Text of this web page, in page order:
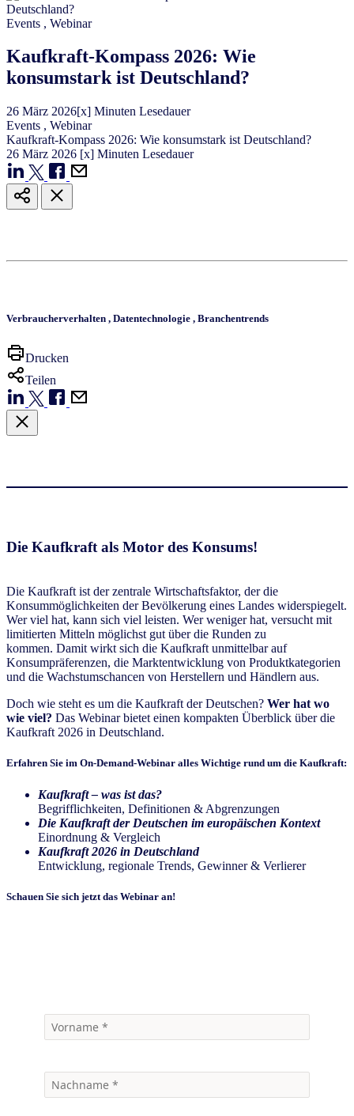
Events , Webinar
Kaufkraft-Kompass 2026: Wie
konsumstark ist Deutschland?
26 März 2026[x] Minuten Lesedauer
Events , Webinar
Kaufkraft-Kompass 2026: Wie konsumstark ist Deutschland?
26 März 2026 [x] Minuten Lesedauer
Verbraucherverhalten , Datentechnologie , Branchentrends
Drucken
Teilen
Die Kaufkraft als Motor des Konsums!
Die Kaufkraft ist der zentrale Wirtschaftsfaktor, der die
Konsummöglichkeiten der Bevölkerung eines Landes widerspiegelt.
Wer viel hat, kann sich viel leisten. Wer weniger hat, versucht mit
limitierten Mitteln möglichst gut über die Runden zu
kommen. Damit wirkt sich die Kaufkraft unmittelbar auf
Konsumpräferenzen, die Marktentwicklung von Produktkategorien
und die Wachstumschancen von Herstellern und Händlern aus.
Doch wie steht es um die Kaufkraft der Deutschen? Wer hat wo
wie viel? Das Webinar bietet einen kompakten Überblick über die
Kaufkraft 2026 in Deutschland.
Erfahren Sie im On-Demand-Webinar alles Wichtige rund um die Kaufkraft:
Kaufkraft – was ist das?
Begrifflichkeiten, Definitionen & Abgrenzungen
Die Kaufkraft der Deutschen im europäischen Kontext
Einordnung & Vergleich
Kaufkraft 2026 in Deutschland
Entwicklung, regionale Trends, Gewinner & Verlierer
Schauen Sie sich jetzt das Webinar an!